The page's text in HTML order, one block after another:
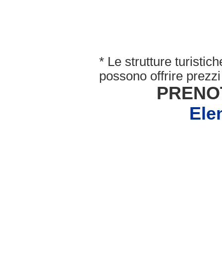
* Le strutture
possono offrire